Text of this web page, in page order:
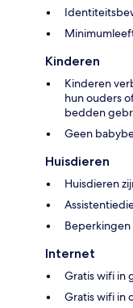
Kinderen
Kinderen
hun ouders
bedden
Geen
Huisdieren
Huisdieren
Internet
Gratis wifi in
Gratis wifi in